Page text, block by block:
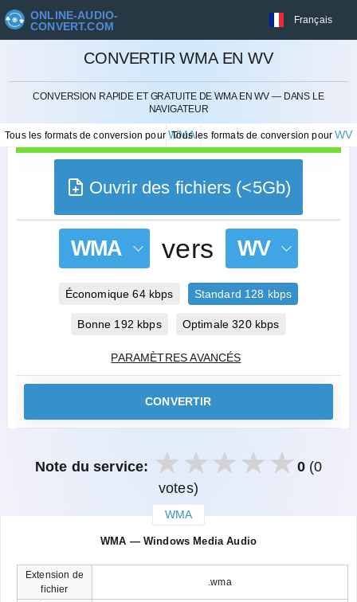
ONLINE-AUDIO-
CONVERT.COM
Français
CONVERTIR WMA EN WV
CONVERSION RAPIDE ET GRATUITE DE WMA EN WV — DANS LE
NAVIGATEUR
Tous les formats de conversion pourWMA
Tous les formats de conversion pourWV
Ouvrir des fichiers (<5Gb)
WMA vers WV
Économique 64 kbps Standard 128 kbps
Bonne 192 kbps Optimale 320 kbps
PARAMÈTRES AVANCÉS
CONVERTIR
Note du service: 0(0
votes)
WMA
WMA — Windows Media Audio
Extension de
fichier
.wma